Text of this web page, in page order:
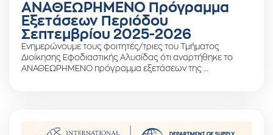
ΑΝΑΘΕΩΡΗΜΕΝΟ Πρόγραμμα
Εξετάσεων Περιόδου
Σεπτεμβρίου 2025-2026
Ενημερώνουμε τους φοιτητές/τριες του Τμήματος
Διοίκησης Εφοδιαστικής Αλυσίδας ότι αναρτήθηκε το
ΑΝΑΘΕΩΡΗΜΕΝΟ πρόγραμμα εξετάσεων της …